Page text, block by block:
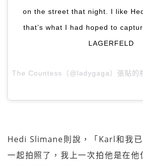
on the street that night. I like
that’s what I had hoped to
LAGERFELD
The Countess（@ladygaga）張貼的
Hedi Slimane則說，「Karl和我
一起拍照了，我上一次拍他是在